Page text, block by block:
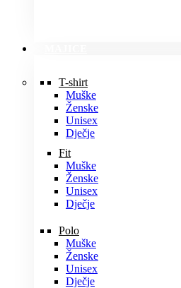
T-shirt
Muške
Ženske
Unisex
Dječje
Fit
Muške
Ženske
Unisex
Dječje
Polo
Muške
Ženske
Unisex
Dječje